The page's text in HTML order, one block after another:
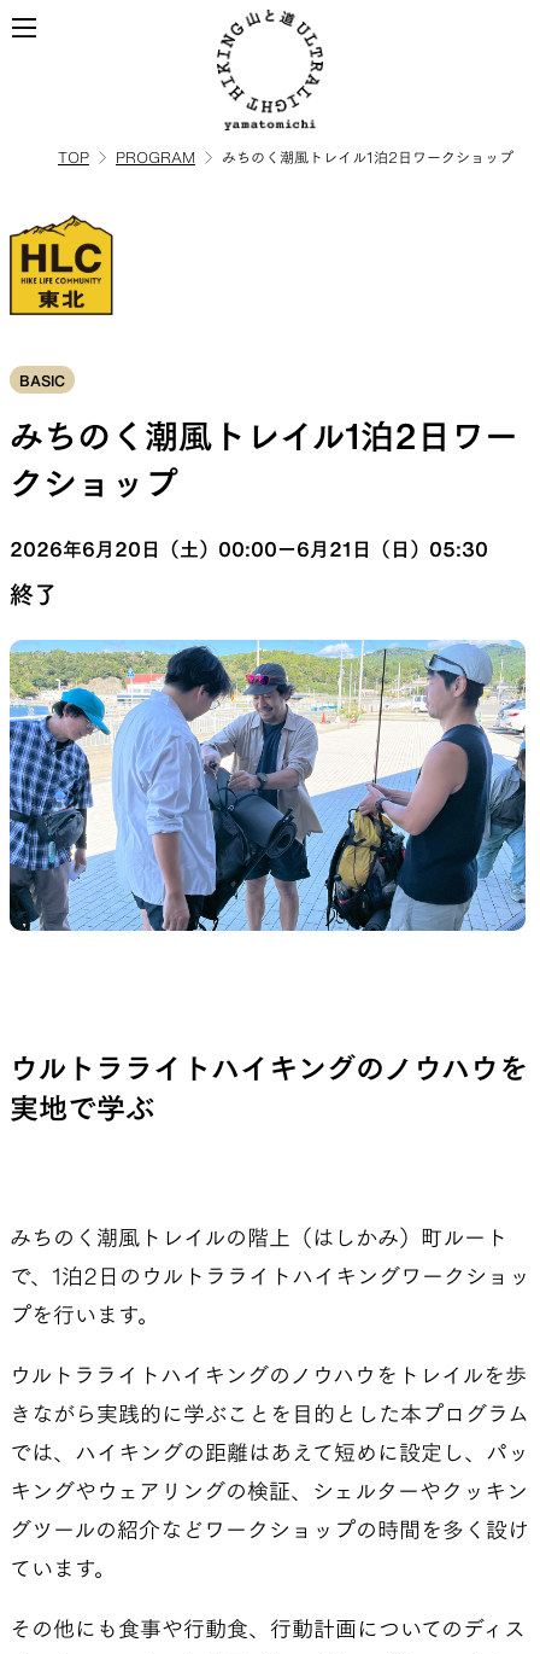
全ての製品を見る
TOPS
JACKETS
風や雨、寒さを防ぐシェル
HATS
ハイキングのためのヘッドウ
ア
どんな状況にも対応する全天候
型行動着
動いても蒸れにくい保温行動
最軽量のスリーピングパッド
補修用パッチとバックパック
ACCESSORIES
機能を拡張する道具
SPECIAL OFFERS
製品ロスをなくすための特別
売
TOP PROGRAM みちのく潮風トレイル1泊2日ワークショップ
BASIC
みちのく潮風トレイル1泊2日ワー
クショップ
2026年6月20日（土）00:00ー6月21日（日）05:30
終了
ウルトラライトハイキングのノウハウを
実地で学ぶ
みちのく潮風トレイルの階上（はしかみ）町ルート
で、1泊2日のウルトラライトハイキングワークショッ
プを行います。
ウルトラライトハイキングのノウハウをトレイルを歩
きながら実践的に学ぶことを目的とした本プログラム
では、ハイキングの距離はあえて短めに設定し、パッ
キングやウェアリングの検証、シェルターやクッキン
グツールの紹介などワークショップの時間を多く設け
ています。
その他にも食事や行動食、行動計画についてのディス